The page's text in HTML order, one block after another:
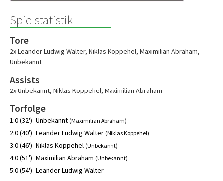
Spielstatistik
Tore
2x Leander Ludwig Walter, Niklas Koppehel, Maximilian Abraham,
Unbekannt
Assists
2x Unbekannt, Niklas Koppehel, Maximilian Abraham
Torfolge
1:0 (32') Unbekannt (Maximilian Abraham)
2:0 (40') Leander Ludwig Walter (Niklas Koppehel)
3:0 (46') Niklas Koppehel (Unbekannt)
4:0 (51') Maximilian Abraham (Unbekannt)
5:0 (54') Leander Ludwig Walter